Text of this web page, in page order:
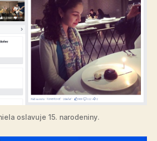
oslavuje 15. narodeniny.